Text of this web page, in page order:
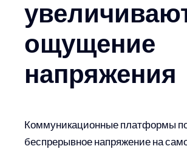
ощущение
напряжения
Коммуникационные платформы
беспрерывное напряжение на